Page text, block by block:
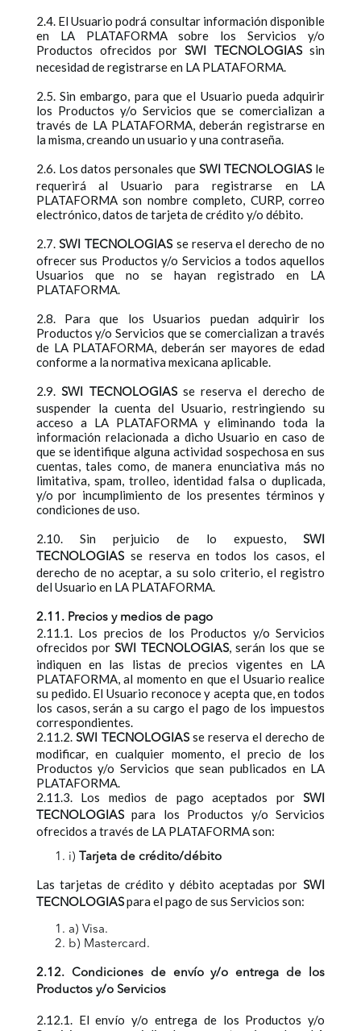
2.4. El Usuario podrá consultar información disponible
en LA PLATAFORMA sobre los Servicios y/o
Productos ofrecidos porSWI TECNOLOGIASsin
necesidad de registrarse en LA PLATAFORMA.
2.5. Sin embargo, para que el Usuario pueda adquirir
los Productos y/o Servicios que se comercializan a
través de LA PLATAFORMA, deberán registrarse en
la misma, creando un usuario y una contraseña.
2.6. Los datos personales que SWI TECNOLOGIASle
requerirá al Usuario para registrarse en LA
PLATAFORMA son nombre completo, CURP, correo
electrónico, datos de tarjeta de crédito y/o débito.
2.7. SWI TECNOLOGIAS se reserva el derecho de no
ofrecer sus Productos y/o Servicios a todos aquellos
Usuarios que no se hayan registrado en LA
PLATAFORMA.
2.8. Para que los Usuarios puedan adquirir los
Productos y/o Servicios que se comercializan a través
de LA PLATAFORMA, deberán ser mayores de edad
conforme a la normativa mexicana aplicable.
2.9. SWI TECNOLOGIASse reserva el derecho de
suspender la cuenta del Usuario, restringiendo su
acceso a LA PLATAFORMA y eliminando toda la
información relacionada a dicho Usuario en caso de
que se identifique alguna actividad sospechosa en sus
cuentas, tales como, de manera enunciativa más no
limitativa, spam, trolleo, identidad falsa o duplicada,
y/o por incumplimiento de los presentes términos y
condiciones de uso.
2.10. Sin perjuicio de lo expuesto,SWI
TECNOLOGIASse reserva en todos los casos, el
derecho de no aceptar, a su solo criterio, el registro
del Usuario en LA PLATAFORMA.
2.11. Precios y medios de pago
2.11.1. Los precios de los Productos y/o Servicios
ofrecidos por SWI TECNOLOGIAS, serán los que se
indiquen en las listas de precios vigentes en LA
PLATAFORMA, al momento en que el Usuario realice
su pedido. El Usuario reconoce y acepta que, en todos
los casos, serán a su cargo el pago de los impuestos
correspondientes.
2.11.2. SWI TECNOLOGIASse reserva el derecho de
modificar, en cualquier momento, el precio de los
Productos y/o Servicios que sean publicados en LA
PLATAFORMA.
2.11.3. Los medios de pago aceptados porSWI
TECNOLOGIASpara los Productos y/o Servicios
ofrecidos a través de LA PLATAFORMA son:
i) Tarjeta de crédito/débito
Las tarjetas de crédito y débito aceptadas por SWI
TECNOLOGIASpara el pago de sus Servicios son:
a) Visa.
b) Mastercard.
2.12. Condiciones de envío y/o entrega de los
Productos y/o Servicios
2.12.1. El envío y/o entrega de los Productos y/o